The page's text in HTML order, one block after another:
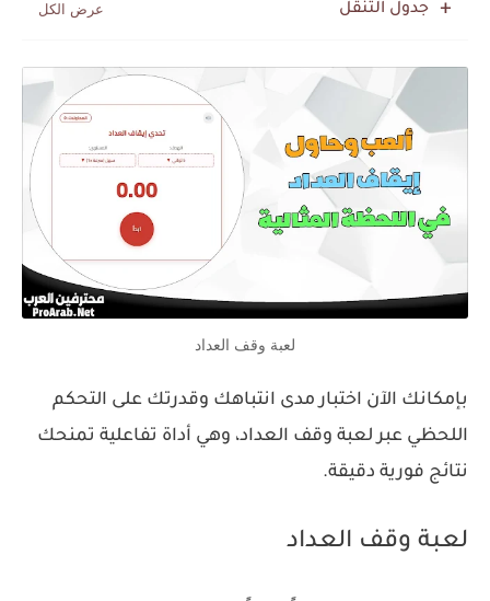
جدول التنقل
لعبة وقف العداد
بإمكانك الآن اختبار مدى انتباهك وقدرتك على التحكم
اللحظي عبر لعبة وقف العداد، وهي أداة تفاعلية تمنحك
نتائج فورية دقيقة.
لعبة وقف العداد